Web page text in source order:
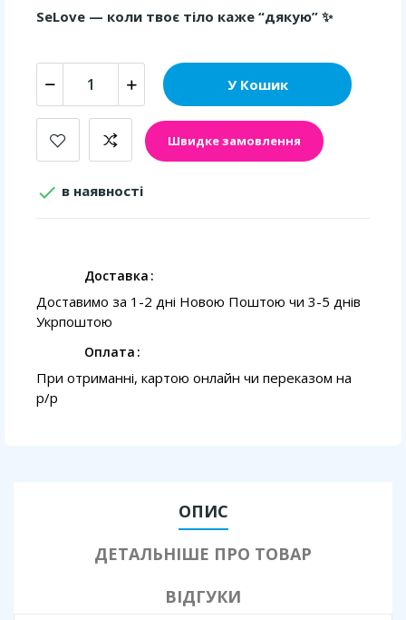
SeLove — коли твоє тіло каже “дякую” ✨
У Кошик
Швидке замовлення
 в наявності
Доставка
Доставимо за 1-2 дні Новою Поштою чи 3-5 днів
Укрпоштою
Оплата
При отриманні, картою онлайн чи переказом на
p/p
ОПИС
ДЕТАЛЬНІШЕ ПРО ТОВАР
ВІДГУКИ